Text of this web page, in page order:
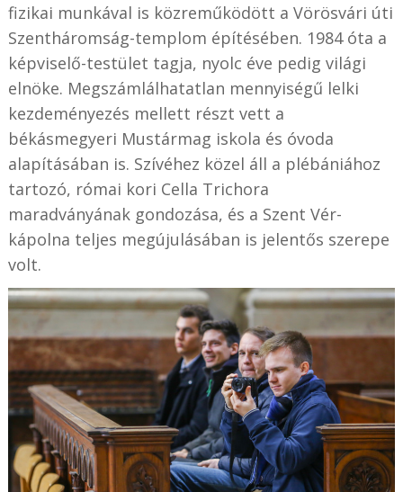
fizikai munkával is közreműködött a Vörösvári úti
Szentháromság-templom építésében. 1984 óta a
képviselő-testület tagja, nyolc éve pedig világi
elnöke. Megszámlálhatatlan mennyiségű lelki
kezdeményezés mellett részt vett a
békásmegyeri Mustármag iskola és óvoda
alapításában is. Szívéhez közel áll a plébániához
tartozó, római kori Cella Trichora
maradványának gondozása, és a Szent Vér-
kápolna teljes megújulásában is jelentős szerepe
volt.